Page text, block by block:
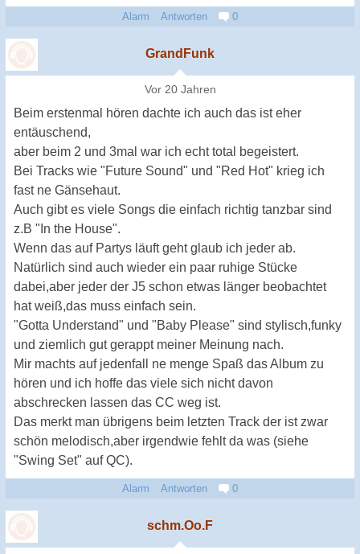
Alarm Antworten 0
GrandFunk
Vor 20 Jahren
Beim erstenmal hören dachte ich auch das ist eher
entäuschend,
aber beim 2 und 3mal war ich echt total begeistert.
Bei Tracks wie "Future Sound" und "Red Hot" krieg ich
fast ne Gänsehaut.
Auch gibt es viele Songs die einfach richtig tanzbar sind
z.B "In the House".
Wenn das auf Partys läuft geht glaub ich jeder ab.
Natürlich sind auch wieder ein paar ruhige Stücke
dabei,aber jeder der J5 schon etwas länger beobachtet
hat weiß,das muss einfach sein.
"Gotta Understand" und "Baby Please" sind stylisch,funky
und ziemlich gut gerappt meiner Meinung nach.
Mir machts auf jedenfall ne menge Spaß das Album zu
hören und ich hoffe das viele sich nicht davon
abschrecken lassen das CC weg ist.
Das merkt man übrigens beim letzten Track der ist zwar
schön melodisch,aber irgendwie fehlt da was (siehe
"Swing Set" auf QC).
Alarm Antworten 0
schm.Oo.F